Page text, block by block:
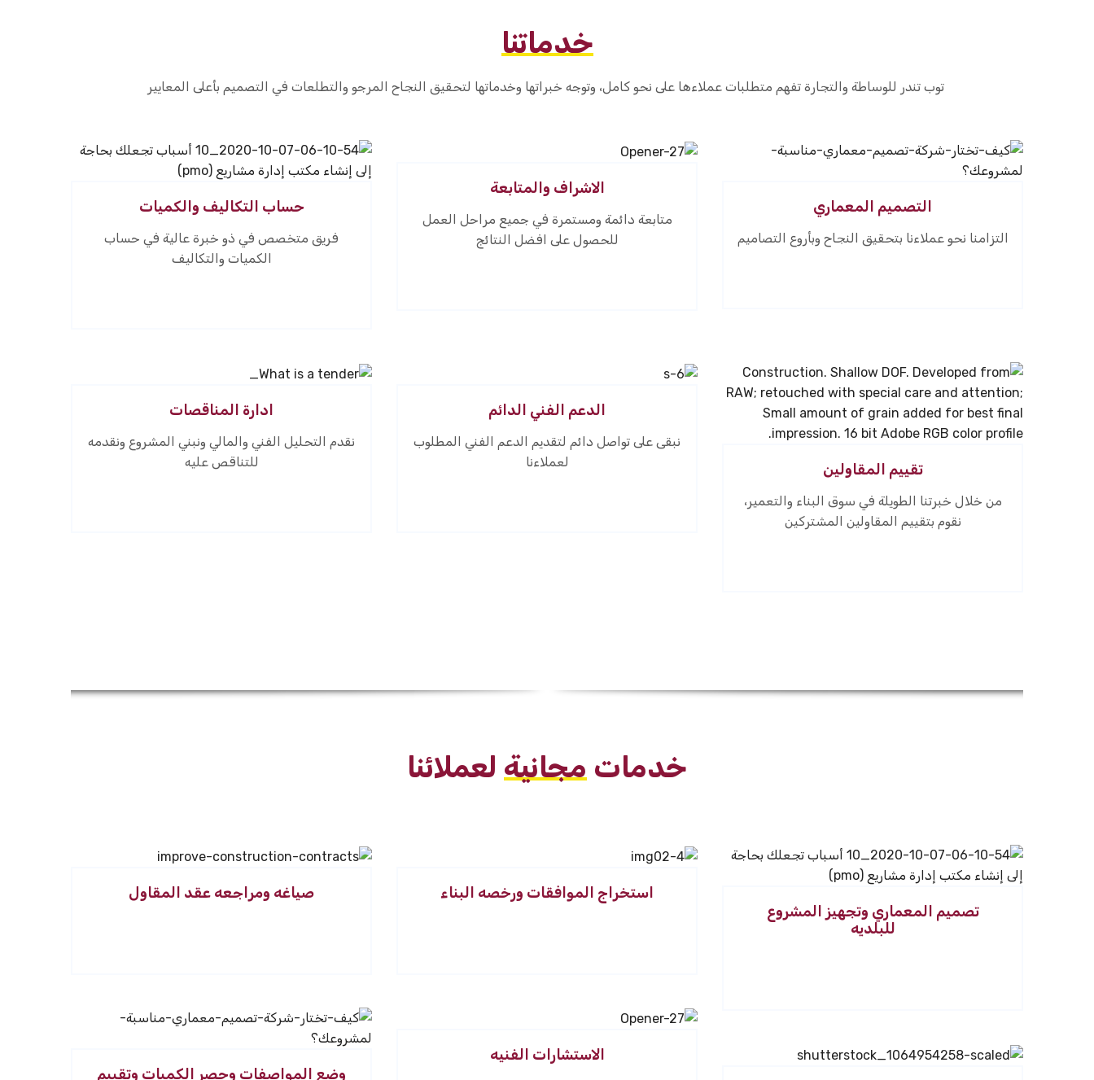
خدماتنا
توب تندر للوساطة والتجارة تفهم متطلبات عملاءها على نحو كامل، وتوجه خبراتها وخدماتها لتحقيق النجاح المرجو والتطلعات في التصميم بأعلى المعايير
حساب التكاليف والكميات
فريق متخصص في ذو خبرة عالية في حساب
الكميات والتكاليف
الاشراف والمتابعة
متابعة دائمة ومستمرة في جميع مراحل العمل
للحصول على افضل النتائج
التصميم المعماري
التزامنا نحو عملاءنا بتحقيق النجاح وبأروع التصاميم
ادارة المناقصات
نقدم التحليل الفني والمالي ونبني المشروع ونقدمه
للتناقص عليه
الدعم الفني الدائم
نبقى على تواصل دائم لتقديم الدعم الفني المطلوب
لعملاءنا
تقييم المقاولين
من خلال خبرتنا الطويلة في سوق البناء والتعمير،
نقوم بتقييم المقاولين المشتركين
خدمات مجانية لعملائنا
صياغه ومراجعه عقد المقاول
وضع المواصفات وحصر الكميات وتقييم
استخراج الموافقات ورخصه البناء
الاستشارات الفنيه
تصميم المعماري وتجهيز المشروع
للبلديه